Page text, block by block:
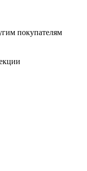
покупателям